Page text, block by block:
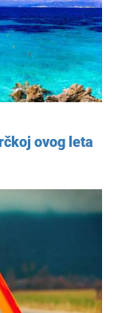
ovog leta